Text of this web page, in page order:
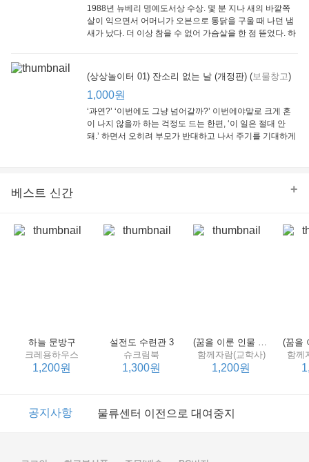
큰솔(토토북)
동아일보사
1988년 뉴베리 명예도서상 수상. 몇 분 지나 새의 바깥쪽
살이 익으면서 어머니가 오븐으로 통닭을 구울 때 나던 냄
새가 났다. 더 이상 참을 수 없어 가슴살을 한 점 뜯었다. 하
(상상놀이터 01) 잔소리 없는 날 (개정판) (보물창고)
1,000원
‘과연?’ ‘이번에도 그냥 넘어갈까?’ 이번에야말로 크게 혼
이 나지 않을까 하는 걱정도 드는 한편, ‘이 일은 절대 안
돼.’ 하면서 오히려 부모가 반대하고 나서 주기를 기대하게
베스트 신간 +
하늘 문방구
크레용하우스
1,200원
설전도 수련관 3
슈크림북
1,300원
(꿈을 이룬 인물 탐구 2) 제인 구달
함께자람(교학사)
1,200원
함께
이벤트 2017년 리브피아 여름방학 참고서 이벤트
공지사항 물류센터 이전으로 대여중지